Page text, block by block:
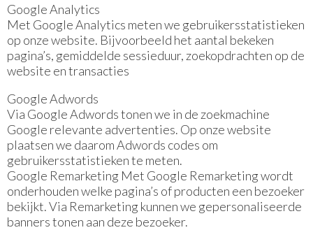
Google Analytics
Met Google Analytics meten we gebruikersstatistieken
op onze website. Bijvoorbeeld het aantal bekeken
pagina’s, gemiddelde sessieduur, zoekopdrachten op de
website en transacties
Google Adwords
Via Google Adwords tonen we in de zoekmachine
Google relevante advertenties. Op onze website
plaatsen we daarom Adwords codes om
gebruikersstatistieken te meten.
Google Remarketing Met Google Remarketing wordt
onderhouden welke pagina’s of producten een bezoeker
bekijkt. Via Remarketing kunnen we gepersonaliseerde
banners tonen aan deze bezoeker.